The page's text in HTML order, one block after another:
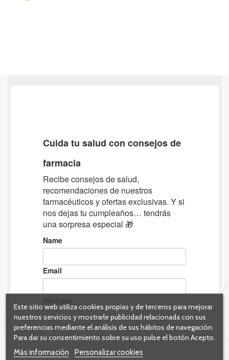
Este sitio web utiliza cookies propias y de terceros para mejorar
nuestros servicios y mostrarle publicidad relacionada con sus
preferencias mediante el análisis de sus hábitos de navegación.
Para dar su consentimiento sobre su uso pulse el botón Acepto.
Más información
Personalizar cookies